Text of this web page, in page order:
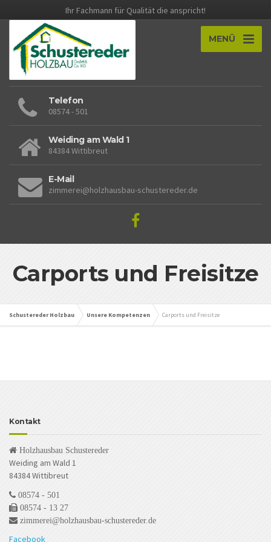
Ihr Fachmann für Qualität die anspricht!
MENÜ
Telefon
08574 - 501
Weiding am Wald 1
84384 Wittibreut
E-Mail
zimmerei@holzhausbau-schustereder.de
Carports und Freisitze
Schustereder Holzbau Unsere Kompetenzen Carports und Freisitze
Kontakt
Holzhausbau Schustereder
Weiding am Wald 1
84384 Wittibreut
08574 - 501
08574 - 13 27
zimmerei@holzhausbau-schustereder.de
Facebook